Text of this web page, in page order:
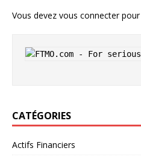
Vous devez vous connecterpour
CATÉGORIES
Actifs Financiers